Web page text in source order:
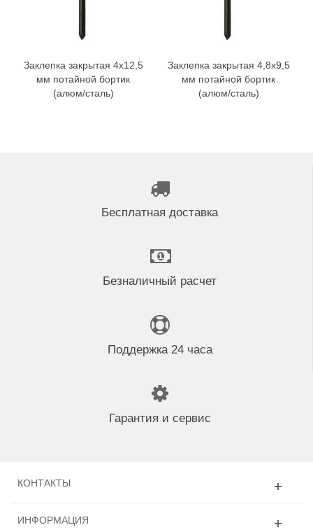
Заклепка закрытая 4x12,5
мм потайной бортик
(алюм/сталь)
Заклепка закрытая 4,8x9,5
мм потайной бортик
(алюм/сталь)
Бесплатная доставка
Безналичный расчет
Поддержка 24 часа
Гарантия и сервис
КОНТАКТЫ
ИНФОРМАЦИЯ